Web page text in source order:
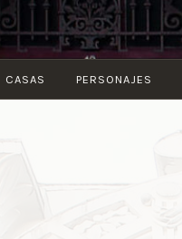
CASAS PERSONAJES